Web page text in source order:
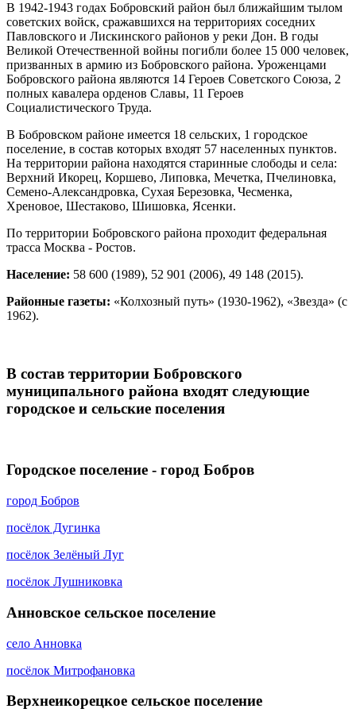
В 1942-1943 годах Бобровский район был ближайшим тылом
советских войск, сражавшихся на территориях соседних
Павловского и Лискинского районов у реки Дон. В годы
Великой Отечественной войны погибли более 15 000 человек,
призванных в армию из Бобровского района. Уроженцами
Бобровского района являются 14 Героев Советского Союза, 2
полных кавалера орденов Славы, 11 Героев
Социалистического Труда.
В Бобровском районе имеется 18 сельских, 1 городское
поселение, в состав которых входят 57 населенных пунктов.
На территории района находятся старинные слободы и села:
Верхний Икорец, Коршево, Липовка, Мечетка, Пчелиновка,
Семено-Александровка, Сухая Березовка, Чесменка,
Хреновое, Шестаково, Шишовка, Ясенки.
По территории Бобровского района проходит федеральная
трасса Москва - Ростов.
Население: 58 600 (1989), 52 901 (2006), 49 148 (2015).
Районные газеты: «Колхозный путь» (1930-1962), «Звезда» (с
1962).
В состав территории Бобровского
муниципального района входят следующие
городское и сельские поселения
Городское поселение - город Бобров
город Бобров
посёлок Дугинка
посёлок Зелёный Луг
посёлок Лушниковка
Анновское сельское поселение
село Анновка
посёлок Митрофановка
Верхнеикорецкое сельское поселение